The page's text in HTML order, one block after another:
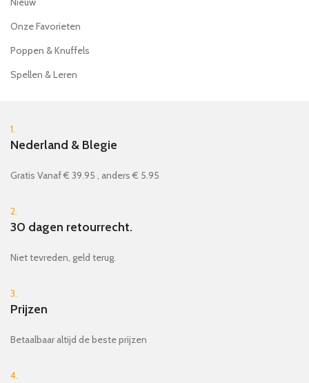
Onze Favorieten
Poppen & Knuffels
Spellen & Leren
1.
Nederland & Blegie
Gratis Vanaf € 39.95 , anders € 5.95
2.
30 dagen retourrecht.
Niet tevreden, geld terug.
3.
Prijzen
Betaalbaar altijd de beste prijzen
4.